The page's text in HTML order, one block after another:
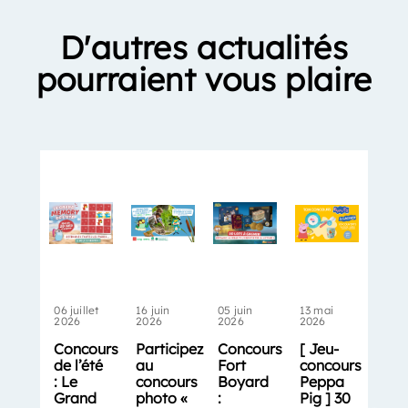
D'autres actualités
pourraient vous plaire
06 juillet
2026
Concours
de l’été
: Le
Grand
16 juin
2026
Participez
au
concours
photo «
05 juin
2026
Concours
Fort
Boyard
:
13 mai
2026
[ Jeu-
concours
Peppa
Pig ] 30